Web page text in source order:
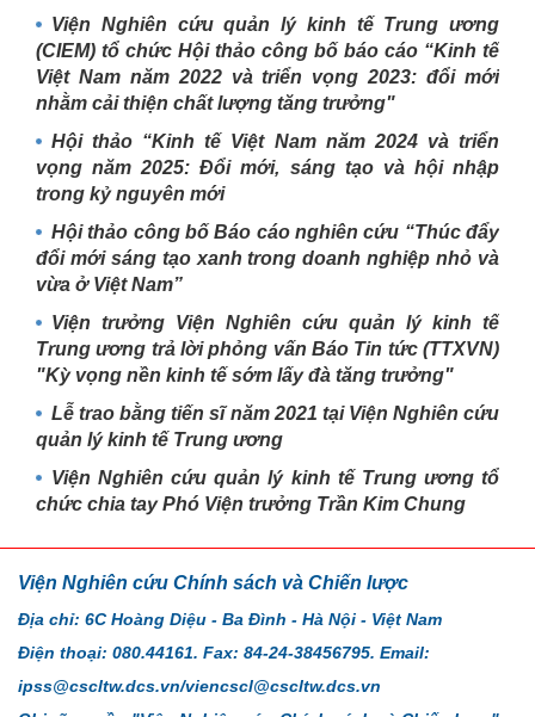
Viện Nghiên cứu quản lý kinh tế Trung ương
(CIEM) tổ chức Hội thảo công bố báo cáo “Kinh tế
Việt Nam năm 2022 và triển vọng 2023: đổi mới
nhằm cải thiện chất lượng tăng trưởng"
Hội thảo “Kinh tế Việt Nam năm 2024 và triển
vọng năm 2025: Đổi mới, sáng tạo và hội nhập
trong kỷ nguyên mới
Hội thảo công bố Báo cáo nghiên cứu “Thúc đẩy
đổi mới sáng tạo xanh trong doanh nghiệp nhỏ và
vừa ở Việt Nam”
Viện trưởng Viện Nghiên cứu quản lý kinh tế
Trung ương trả lời phỏng vấn Báo Tin tức (TTXVN)
"Kỳ vọng nền kinh tế sớm lấy đà tăng trưởng"
Lễ trao bằng tiến sĩ năm 2021 tại Viện Nghiên cứu
quản lý kinh tế Trung ương
Viện Nghiên cứu quản lý kinh tế Trung ương tổ
chức chia tay Phó Viện trưởng Trần Kim Chung
Viện Nghiên cứu Chính sách và Chiến lược
Địa chỉ: 6C Hoàng Diệu - Ba Đình - Hà Nội - Việt Nam
Điện thoại: 080.44161. Fax: 84-24-38456795. Email:
ipss@cscltw.dcs.vn/viencscl@cscltw.dcs.vn